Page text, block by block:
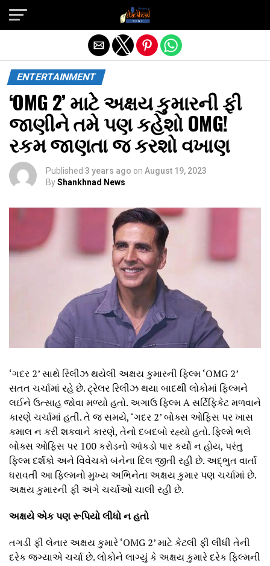
ENTERTAINMENT
‘OMG 2’ માટે અક્ષય કુમારની ફી
જાણીને તમે પણ કહેશો OMG!
રકમ જાણતા જ કરશો વખાણ
Published 3 years ago on August 19, 2023
ByShankhnad News
‘ગદર 2’ સાથે રિલીઝ થયેલી અક્ષય કુમારની ફિલ્મ ‘OMG 2’
સતત ચર્ચામાં રહે છે. ટ્રેલર રિલીઝ થયા બાદથી લોકોમાં ફિલ્મને
લઈને ઉત્સાહ જોવા મળ્યો હતો. અગાઉ ફિલ્મ A સર્ટિફિકેટ મળવાને
કારણે ચર્ચામાં હતી. તે જ સમયે, ‘ગદર 2’ બોક્સ ઓફિસ પર ખાસ
કમાલ ન કરી શકવાને કારણે, તેનો દબદબો રહ્યો હતો. ફિલ્મે ભલે
બોક્સ ઓફિસ પર 100 કરોડનો આંકડો પાર કર્યો ન હોય, પરંતુ
ફિલ્મ દર્શકો અને વિવેચકો બંનેના દિલ જીતી રહી છે. અદ્ભુત વાર્તા
ધરાવતી આ ફિલ્મનો મુખ્ય અભિનેતા અક્ષય કુમાર પણ ચર્ચામાં છે.
અક્ષય કુમારની ફી અંગે ચર્ચાઓ ચાલી રહી છે.
અક્ષયે એક પણ રૂપિયો લીધો ન હતો
તગડી ફી લેનાર અક્ષય કુમારે ‘OMG 2’ માટે કેટલી ફી લીધી તેની
દરેક જગ્યાએ ચર્ચા છે. લોકોને લાગ્યું કે અક્ષય કુમારે દરેક ફિલ્મની
Exit mobile version